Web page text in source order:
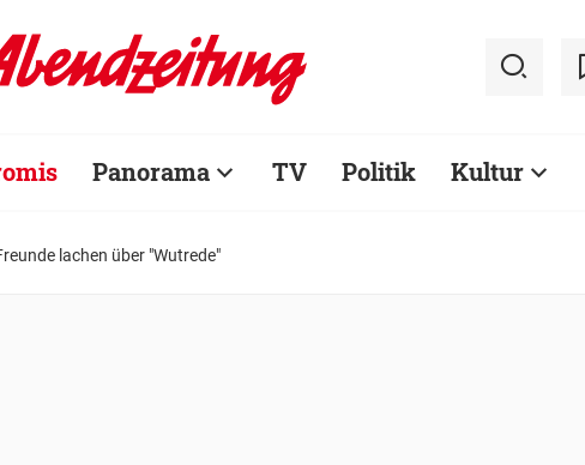
Panorama TV Politik Kultur
lachen über "Wutrede"